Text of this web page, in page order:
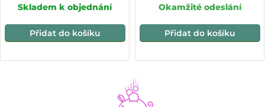
Skladem k objednání
Přidat do košíku
Okamžité odeslání
Přidat do košíku